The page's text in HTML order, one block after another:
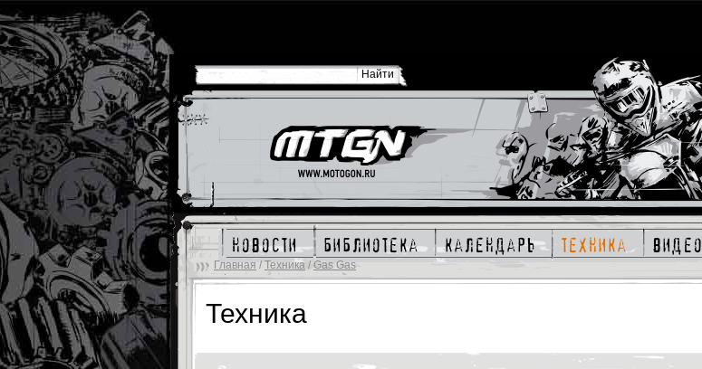
новости библиотека календарь техника видео
Главная /Техника /Gas Gas
Техника